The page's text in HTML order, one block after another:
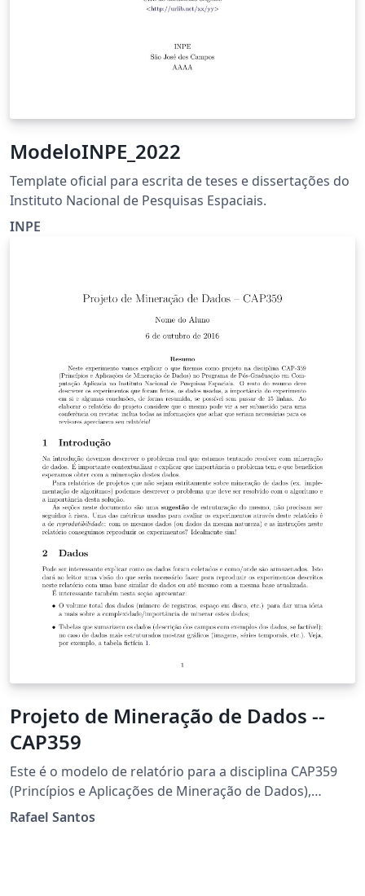
ModeloINPE_2022
Template oficial para escrita de teses e dissertações do
Instituto Nacional de Pesquisas Espaciais.
INPE
Projeto de Mineração de Dados --
CAP359
Este é o modelo de relatório para a disciplina CAP359
(Princípios e Aplicações de Mineração de Dados),
oferecida pelo Programa de Pós-Graduação em
Rafael Santos